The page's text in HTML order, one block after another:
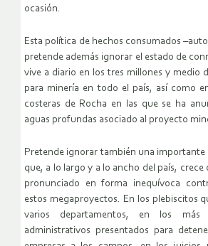
ocasión.
Esta política de hechos consumados
pretende además ignorar el estado de
vive a diario en los tres millones y medio
para minería en todo el país, así como
costeras de Rocha en las que se ha
aguas profundas asociado al proyecto
Pretende ignorar también una
que, a lo largo y a lo ancho del país, crece
pronunciado en forma inequívoca
estos megaproyectos. En los plebiscitos
varios departamentos, en los
administrativos presentados para